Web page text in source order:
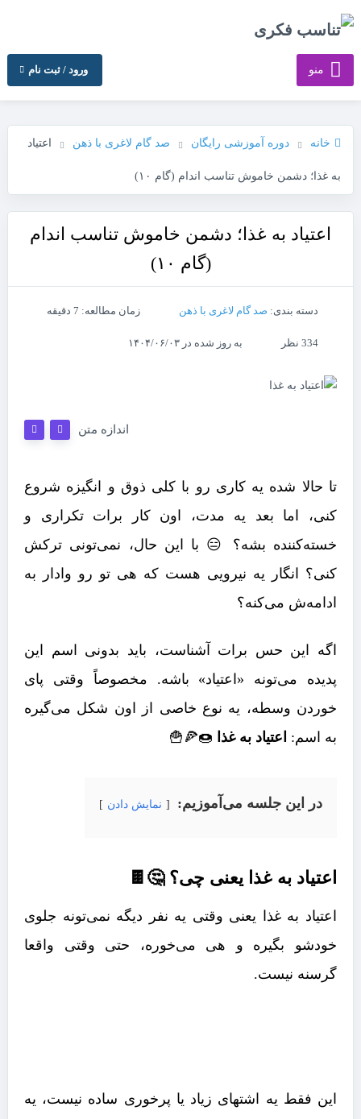
منو ورود / ثبت نام
خانه دوره آموزشی رایگان صد گام لاغری با ذهن اعتیاد
به غذا؛ دشمن خاموش تناسب اندام (گام ۱۰)
اعتیاد به غذا؛ دشمن خاموش تناسب اندام
(گام ۱۰)
دسته بندی: صد گام لاغری با ذهن زمان مطالعه: 7 دقیقه
334 نظر به روز شده در ۱۴۰۴/۰۶/۰۳
اندازه متن
تا حالا شده یه کاری رو با کلی ذوق و انگیزه شروع
کنی، اما بعد یه مدت، اون کار برات تکراری و
خسته‌کننده بشه؟ 😑 با این حال، نمی‌تونی ترکش
کنی؟ انگار یه نیرویی هست که هی تو رو وادار به
ادامه‌ش می‌کنه؟
اگه این حس برات آشناست، باید بدونی اسم این
پدیده می‌تونه «اعتیاد» باشه. مخصوصاً وقتی پای
خوردن وسطه، یه نوع خاصی از اون شکل می‌گیره
به اسم: اعتیاد به غذا 🍩🍕🍟
در این جلسه می‌آموزیم: نمایش دادن
اعتیاد به غذا یعنی چی؟ 🤔🍫
اعتیاد به غذا یعنی وقتی یه نفر دیگه نمی‌تونه جلوی
خودشو بگیره و هی می‌خوره، حتی وقتی واقعا
گرسنه نیست.
این فقط یه اشتهای زیاد یا پرخوری ساده نیست، یه